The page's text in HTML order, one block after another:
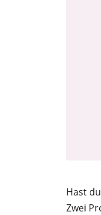
Hast
Zwei